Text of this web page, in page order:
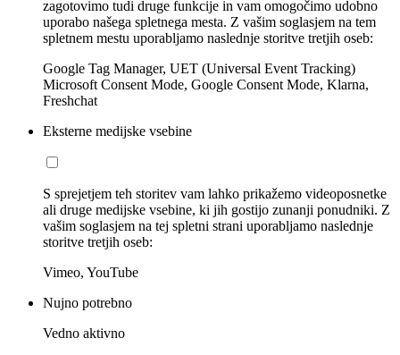
zagotovimo tudi druge funkcije in vam omogočimo udobno
uporabo našega spletnega mesta. Z vašim soglasjem na tem
spletnem mestu uporabljamo naslednje storitve tretjih oseb:
Google Tag Manager, UET (Universal Event Tracking)
Microsoft Consent Mode, Google Consent Mode, Klarna,
Freshchat
Eksterne medijske vsebine
S sprejetjem teh storitev vam lahko prikažemo videoposnetke
ali druge medijske vsebine, ki jih gostijo zunanji ponudniki. Z
vašim soglasjem na tej spletni strani uporabljamo naslednje
storitve tretjih oseb:
Vimeo, YouTube
Nujno potrebno
Vedno aktivno